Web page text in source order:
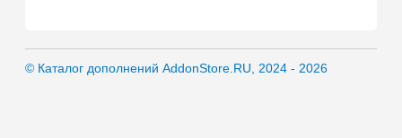
© Каталог дополнений AddonStore.RU, 2024 - 2026